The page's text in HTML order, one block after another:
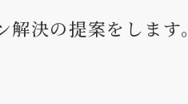
決の提案をします。